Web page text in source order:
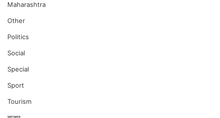
Maharashtra
Other
Politics
Social
Special
Sport
Tourism